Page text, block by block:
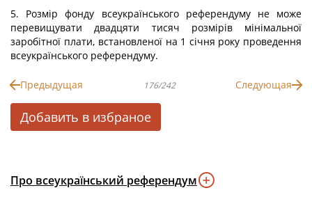
5. Розмір фонду всеукраїнського референдуму не може
перевищувати двадцяти тисяч розмірів мінімальної
заробітної плати, встановленої на 1 січня року проведення
всеукраїнського референдуму.
Предыдущая 176/242 Следующая
Добавить в избраное
Про всеукраїнський референдум